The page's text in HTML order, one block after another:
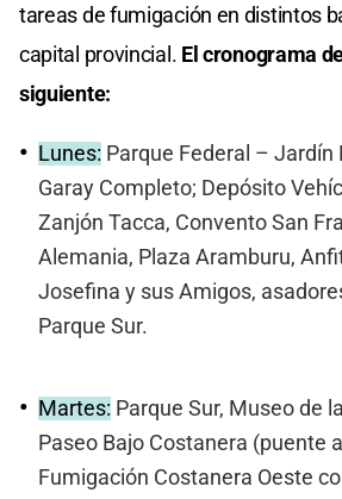
tareas de fumigación en distintos
capital provincial. El cronograma
siguiente:
Lunes: Parque Federal – Jardín
Garay Completo; Depósito
Zanjón Tacca, Convento San
Alemania, Plaza Aramburu,
Josefina y sus Amigos,
Parque Sur.
Martes: Parque Sur, Museo de
Paseo Bajo Costanera (puente
Fumigación Costanera Oeste